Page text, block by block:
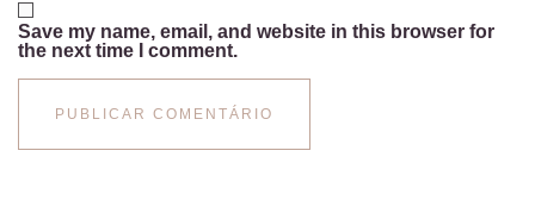
Save my name, email, and website in this browser for
the next time I comment.